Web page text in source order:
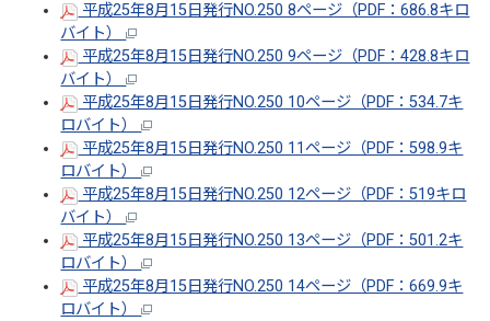
平成25年8月15日発行NO.250 8ページ（PDF：686.8キロ
バイト）
平成25年8月15日発行NO.250 9ページ（PDF：428.8キロ
バイト）
平成25年8月15日発行NO.250 10ページ（PDF：534.7キ
ロバイト）
平成25年8月15日発行NO.250 11ページ（PDF：598.9キ
ロバイト）
平成25年8月15日発行NO.250 12ページ（PDF：519キロ
バイト）
平成25年8月15日発行NO.250 13ページ（PDF：501.2キ
ロバイト）
平成25年8月15日発行NO.250 14ページ（PDF：669.9キ
ロバイト）